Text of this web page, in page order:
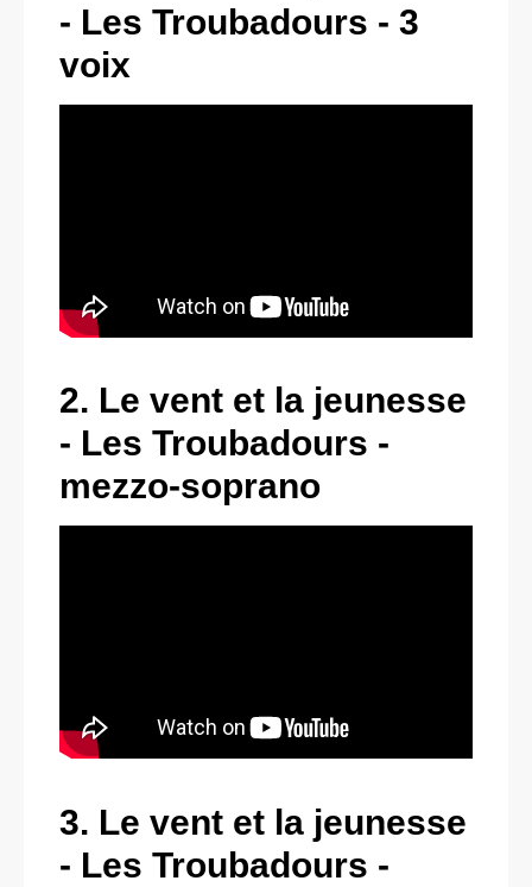
- Les Troubadours - 3
voix
2. Le vent et la jeunesse
- Les Troubadours -
mezzo-soprano
3. Le vent et la jeunesse
- Les Troubadours -